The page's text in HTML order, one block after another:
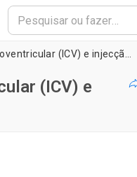
(ICV) e